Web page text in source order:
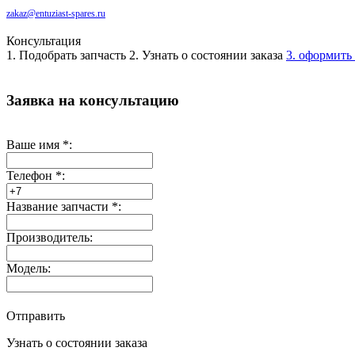
zakaz@entuziast-spares.ru
Консультация
1. Подобрать запчасть 2. Узнать о состоянии заказа 3. оформить
Заявка на консультацию
Ваше имя *:
Телефон *:
Название запчасти *:
Производитель:
Модель:
Отправить
Узнать о состоянии заказа